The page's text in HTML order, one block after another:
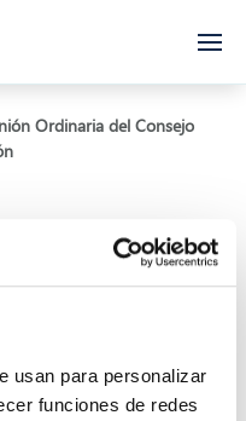
usan para personalizar
funciones de redes
Ordinaria del Consejo